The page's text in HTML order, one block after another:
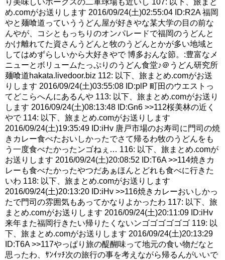
め.comがお送りします 2016/09/24(土)02:55:04 ID:R2A 福岡
やと麺喰道っていううどん屋が好きやな某大学の目の前な
んやが、コシともっちりのオンパレードで福岡のうどんと
かけ離れてた資さんうどんと牧のうどんとかが多い地域と
してはめずらしいから大好きやで 博多おんな節。:豊富なメ
ニューとボリュームたっぷりのうどん食堂♪＠うどん研究所
麺喰道hakata.livedoor.biz 112: 以下、旅まとめ.comがお送
りします 2016/09/24(土)03:55:08 ID:plP 町田のウエストっ
てどこらへんにあるんや 113: 以下、旅まとめ.comがお送り
します 2016/09/24(土)08:13:48 ID:Gn6 >>112桜美林の近く
やで 114: 以下、旅まとめ.comがお送りします
2016/09/24(土)19:35:49 ID:iHv 唐戸市場のお寿司に門司の焼
きカレー食べたおいしかったでさて帰るわ牧のうどんをも
う一度食べたかったンゴねぇ… 116: 以下、旅まとめ.comが
お送りします 2016/09/24(土)20:08:52 ID:T6A >>114焼きカ
レーも食べたかったやつだあぁほんとどれも食べに行きた
いわ 118: 以下、旅まとめ.comがお送りします
2016/09/24(土)20:13:20 ID:iHv >>116焼きカレーおいしかっ
たで門司の雰囲気もあってかなりよかったわ 117: 以下、旅
まとめ.comがお送りします 2016/09/24(土)20:11:09 ID:iHv
来年また福岡行きたい帰りたくないンゴゴゴゴゴゴ 119: 以
下、旅まとめ.comがお送りします 2016/09/24(土)20:13:29
ID:T6A >>117やっぱり旅の醍醐味って地元の食い物だなと
思ったわ、ｻﾝｲｯﾁ次の旅行の事を考えながら帰るんがいいで